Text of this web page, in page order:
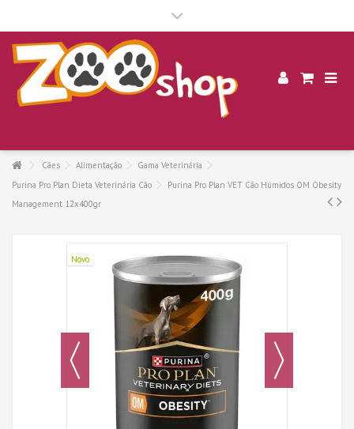
Cães Alimentação
Gama Veterinária
Purina Pro Plan Dieta Veterinária Cão
Purina Pro Plan VET Cão Húmidos OM Obesity
Management 12x400gr
Novo